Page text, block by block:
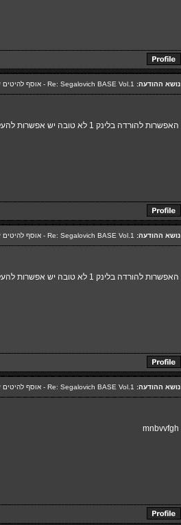
נושא ההודעה:
האפשרות להורדה בלינק 1 לא טובה יש אפשרות להעלות הורדה בלינק אחד?
נושא ההודעה:
האפשרות להורדה בלינק 1 לא טובה יש אפשרות להעלות הורדה בלינק אחד?
נושא ההודעה:
mnbvvfgh